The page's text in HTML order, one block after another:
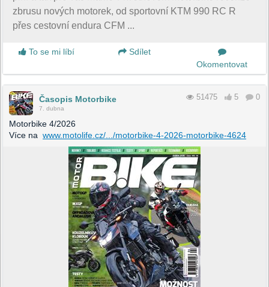
zbrusu nových motorek, od sportovní KTM 990 RC R
přes cestovní endura CFM ...
To se mi líbí
Sdílet
Okomentovat
Časopis Motorbike
7. dubna
51475 5 0
Motorbike 4/2026
Více na www.motolife.cz/.../motorbike-4-2026-motorbike-4624